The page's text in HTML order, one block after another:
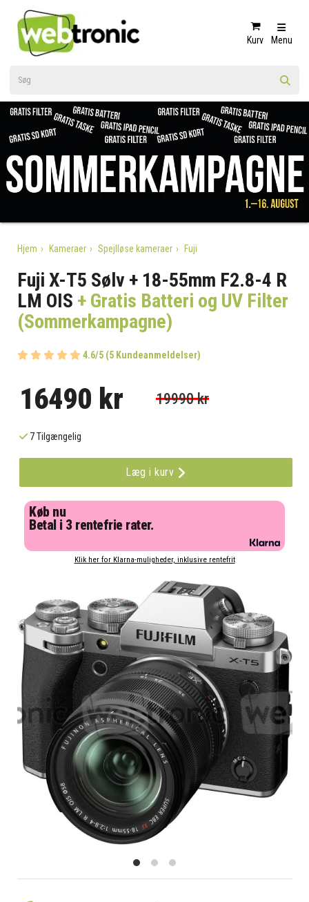
Kurv Menu
Hjem Kameraer Spejlløse kameraer Fuji
Fuji X-T5 Sølv + 18-55mm F2.8-4 R
LM OIS + Gratis Batteri og UV Filter
(Sommerkampagne)
4.6/5 (5 Kundeanmeldelser)
16490 kr 19990 kr
7 Tilgængelig
Læg i kurv
Køb nu
Betal i 3 rentefrie rater.
Klik her for Klarna-muligheder, inklusive rentefrit